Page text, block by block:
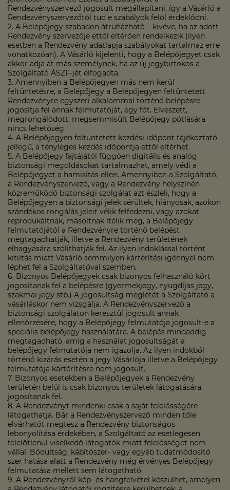
Rendezvényszervező jogosult megállapítani, így a Vásárló a
Rendezvényszervezőtől tud e szabályok felől érdeklődni.
2. A Belépőjegy szabadon átruházható – kivéve, ha az adott
Rendezvény szervezője ettől eltérően rendelkezik (ilyen
esetben a Rendezvény adatlapja szabályokat tartalmaz erre
vonatkozóan). A Vásárló kijelenti, hogy a Belépőjegyet csak
akkor adja át más személynek, ha az új jegybirtokos a
Szolgáltató ÁSZF-jét elfogadta.
3. Amennyiben a Belépőjegyen más nem kerül
feltüntetésre, a Belépőjegy a Belépőjegyen feltüntetett
Rendezvényre egyszeri alkalommal történő belépésre
jogosítja fel annak felmutatóját, egy főt. Elveszett,
megrongálódott, megsemmisült Belépőjegy pótlására
nincs lehetőség.
4. A Belépőjegyen feltüntetett kezdési időpont tájékoztató
jellegű, a tényleges kezdés időpontja ettől eltérhet.
5. A Belépőjegy fajtájától függően digitális és analóg
biztonsági megoldásokat tartalmazhat, amely védi a
Belépőjegyet a hamisítás ellen. Amennyiben a Szolgáltató,
a Rendezvényszervező, vagy a Rendezvény helyszínén
közreműködő biztonsági szolgálat azt észleli, hogy a
Belépőjegyen a biztonsági jelek sérültek, hiányosak, azokon
szándékos rongálás jeleit vélik felfedezni, vagy azokat
reprodukáltnak, másoltnak ítélik meg, a Belépőjegy
felmutatójától a Rendezvényre történő belépést
megtagadhatják, illetve a Rendezvény területének
elhagyására szólíthatják fel. Az ilyen indoklással történt
kitiltás miatt Vásárló semmilyen kártérítési igénnyel nem
léphet fel a Szolgáltatóval szemben.
6. Bizonyos Belépőjegyek csak bizonyos felhasználó kört
jogosítanak fel a belépésre (gyermekjegy, nyugdíjas jegy,
szakmai jegy stb.) A jogosultság meglétét a Szolgáltató a
vásárláskor nem vizsgálja. A Rendezvényszervező a
biztonsági szolgálaton keresztül jogosult annak
ellenőrzésére, hogy a Belépőjegy felmutatója jogosult-e a
speciális belépőjegy használatára. A belépés mindaddig
megtagadható, amíg a használat jogosultságát a
belépőjegy felmutatója nem igazolja. Az ilyen indokból
történő kizárás esetén a jegy Vásárlója illetve a Belépőjegy
felmutatója kártérítésre nem jogosult.
7. Bizonyos esetekben a Belépőjegyek a Rendezvény
területén belül is csak bizonyos területek látogatására
jogosítanak fel.
8. A Rendezvényt mindenki csak a saját felelősségére
látogathatja. Bár a Rendezvényszervező minden tőle
elvárhatót megtesz a Rendezvény biztonságos
lebonyolítása érdekében, a Szolgáltató az esetlegesen
felelőtlenül viselkedő látogatók miatt felelősséget nem
vállal. Bódultság, kábítószer- vagy egyéb tudatmódosító
szer hatása alatt a Rendezvény még érvényes Belépőjegy
felmutatása mellett sem látogatható.
9. A Rendezvényről kép- és hangfelvétel készülhet, amelyen